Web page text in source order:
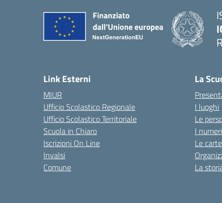
Link Esterni
MIUR
Ufficio Scolastico Regionale
Ufficio Scolastico Territoriale
Scuola in Chiaro
Iscrizioni On Line
Invalsi
Comune
La
I luoghi
Le
I
Le
La